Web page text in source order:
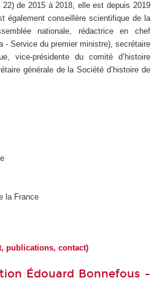
de 2015 à 2018, elle est depuis 2019
également conseillère scientifique de la
nationale, rédactrice en chef
- Service du premier ministre), secrétaire
vice-présidente du comité d’histoire
générale de la Société d’histoire de
la France
publications, contact)
Édouard Bonnefous -